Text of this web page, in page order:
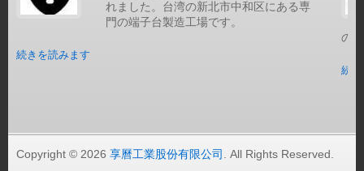
れました。台湾の新北市中和区にある専
門の端子台製造工場です。
続きを読みます
の
続
Copyright © 2026 享曆工業股份有限公司 . All Rights Reserved.